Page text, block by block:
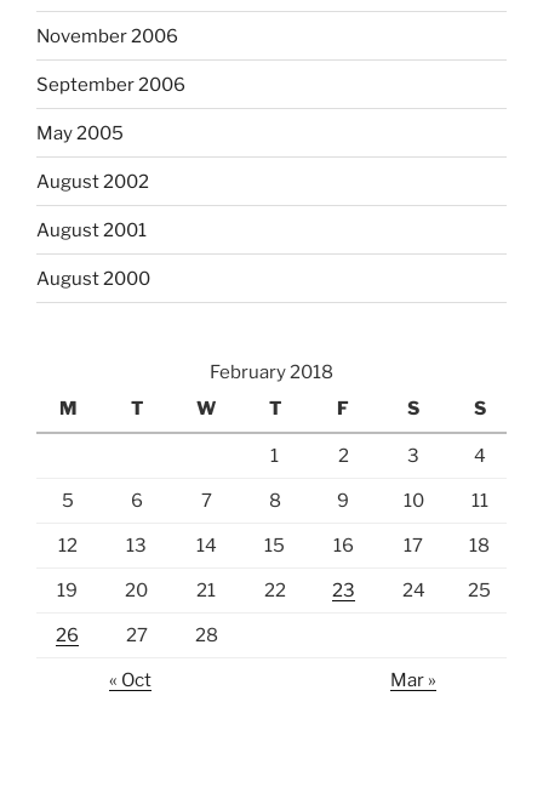
November 2006
September 2006
May 2005
August 2002
August 2001
August 2000
February 2018
M
T W T F S S
1 2 3 4
5 6 7 8 9 10 11
12 13 14 15 16 17 18
19 20 21 22 23 24 25
26 27 28
« Oct Mar »